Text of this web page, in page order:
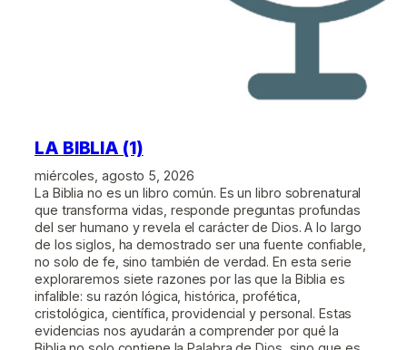
LA BIBLIA (1)
miércoles, agosto 5, 2026
La Biblia no es un libro común. Es un libro sobrenatural
que transforma vidas, responde preguntas profundas
del ser humano y revela el carácter de Dios. A lo largo
de los siglos, ha demostrado ser una fuente confiable,
no solo de fe, sino también de verdad. En esta serie
exploraremos siete razones por las que la Biblia es
infalible: su razón lógica, histórica, profética,
cristológica, científica, providencial y personal. Estas
evidencias nos ayudarán a comprender por qué la